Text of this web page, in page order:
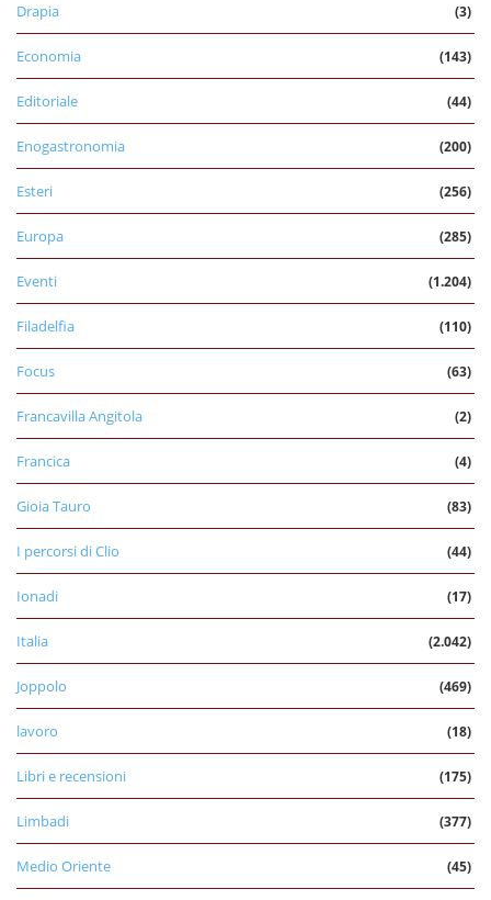
Drapia (3)
Economia (143)
Editoriale (44)
Enogastronomia (200)
Esteri (256)
Europa (285)
Eventi (1.204)
Filadelfia (110)
Focus (63)
Francavilla Angitola (2)
Francica (4)
Gioia Tauro (83)
I percorsi di Clio (44)
Ionadi (17)
Italia (2.042)
Joppolo (469)
lavoro (18)
Libri e recensioni (175)
Limbadi (377)
Medio Oriente (45)